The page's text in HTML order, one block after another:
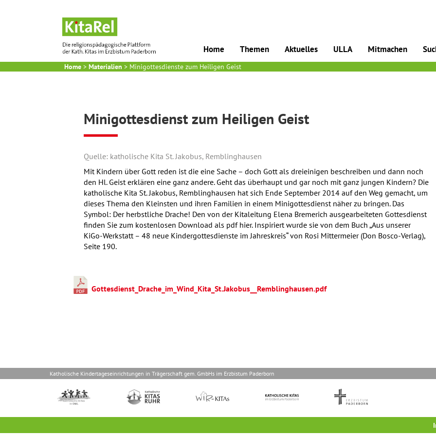
Home Themen Aktuelles ULLA Mitmachen
Home > Materialien > Minigottesdienste zum Heiligen Geist
Minigottesdienst zum Heiligen Geist
Quelle: katholische Kita St. Jakobus, Remblinghausen
Mit Kindern über Gott reden ist die eine Sache – doch Gott als dreieinigen beschreiben und dann noch
den Hl. Geist erklären eine ganz andere. Geht das überhaupt und gar noch mit ganz jungen Kindern? Die
katholische Kita St. Jakobus, Remblinghausen hat sich Ende September 2014 auf den Weg gemacht, um
dieses Thema den Kleinsten und ihren Familien in einem Minigottesdienst näher zu bringen. Das
Symbol: Der herbstliche Drache! Den von der Kitaleitung Elena Bremerich ausgearbeiteten Gottesdienst
finden Sie zum kostenlosen Download als pdf hier. Inspiriert wurde sie von dem Buch „Aus unserer
KiGo-Werkstatt – 48 neue Kindergottesdienste im Jahreskreis“ von Rosi Mittermeier (Don Bosco-Verlag),
Seite 190.
Gottesdienst_Drache_im_Wind_Kita_St.Jakobus__Remblinghausen.pdf
Katholische Kindertageseinrichtungen in Trägerschaft gem. GmbHs im Erzbistum Paderborn